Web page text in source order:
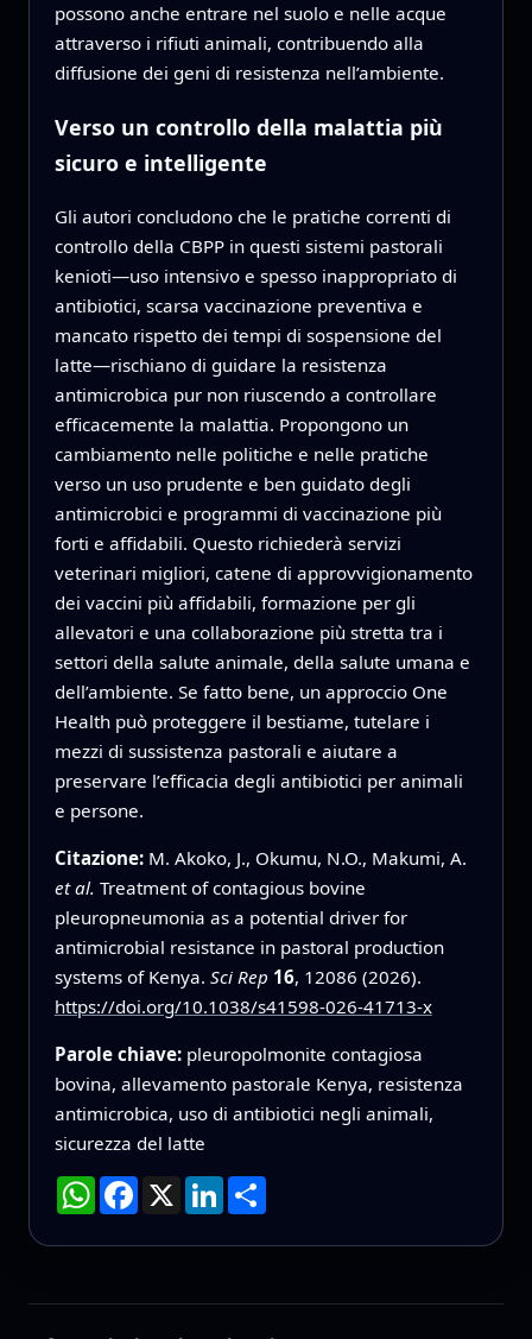
possono anche entrare nel suolo e nelle acque
attraverso i rifiuti animali, contribuendo alla
diffusione dei geni di resistenza nell’ambiente.
Verso un controllo della malattia più
sicuro e intelligente
Gli autori concludono che le pratiche correnti di
controllo della CBPP in questi sistemi pastorali
kenioti—uso intensivo e spesso inappropriato di
antibiotici, scarsa vaccinazione preventiva e
mancato rispetto dei tempi di sospensione del
latte—rischiano di guidare la resistenza
antimicrobica pur non riuscendo a controllare
efficacemente la malattia. Propongono un
cambiamento nelle politiche e nelle pratiche
verso un uso prudente e ben guidato degli
antimicrobici e programmi di vaccinazione più
forti e affidabili. Questo richiederà servizi
veterinari migliori, catene di approvvigionamento
dei vaccini più affidabili, formazione per gli
allevatori e una collaborazione più stretta tra i
settori della salute animale, della salute umana e
dell’ambiente. Se fatto bene, un approccio One
Health può proteggere il bestiame, tutelare i
mezzi di sussistenza pastorali e aiutare a
preservare l’efficacia degli antibiotici per animali
e persone.
Citazione: M. Akoko, J., Okumu, N.O., Makumi, A.
et al. Treatment of contagious bovine
pleuropneumonia as a potential driver for
antimicrobial resistance in pastoral production
systems of Kenya. Sci Rep 16, 12086 (2026).
https://doi.org/10.1038/s41598-026-41713-x
Parole chiave: pleuropolmonite contagiosa
bovina, allevamento pastorale Kenya, resistenza
antimicrobica, uso di antibiotici negli animali,
sicurezza del latte
WhatsApp
Facebook
X LinkedInCondividi